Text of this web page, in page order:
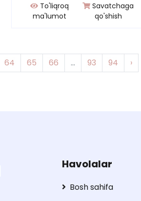
To'liqroq
ma'lumot
Savatchaga
qo'shish
64 65 66 ... 93 94 ›
Havolalar
Bosh sahifa